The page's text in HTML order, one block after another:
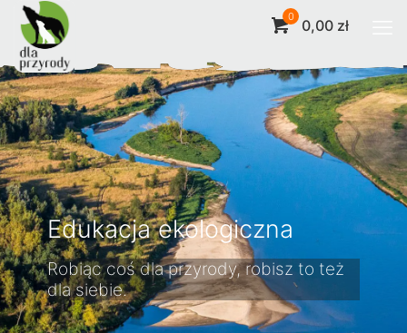
0 0,00 zł
Edukacja ekologiczna
Robiąc coś dla przyrody, robisz to też
dla siebie.